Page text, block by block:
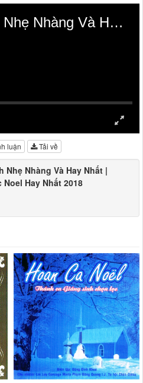
Nhạc Giáng Sinh Nhẹ Nhàng Và Hay Nhất | Thánh Ca Giáng Sinh - Nhạc Noel Hay Nhất 2018
luận Tải về
Nhàng Và Hay Nhất |
Hay Nhất 2018